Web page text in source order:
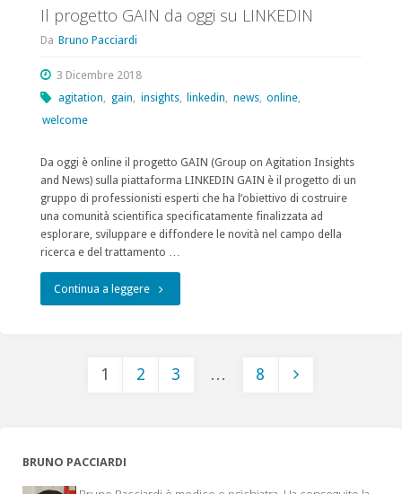
Il progetto GAIN da oggi su LINKEDIN
Da Bruno Pacciardi
3 Dicembre 2018
agitation
gain insights, linkedin news, online
welcome
Da oggi è online il progetto GAIN (Group on Agitation Insights
and News) sulla piattaforma LINKEDIN GAIN è il progetto di un
gruppo di professionisti esperti che ha l’obiettivo di costruire
una comunità scientifica specificatamente finalizzata ad
esplorare, sviluppare e diffondere le novità nel campo della
ricerca e del trattamento …
Continua a leggere"Il
LINKEDIN"
degli
1 2 3 … 8
BRUNO PACCIARDI